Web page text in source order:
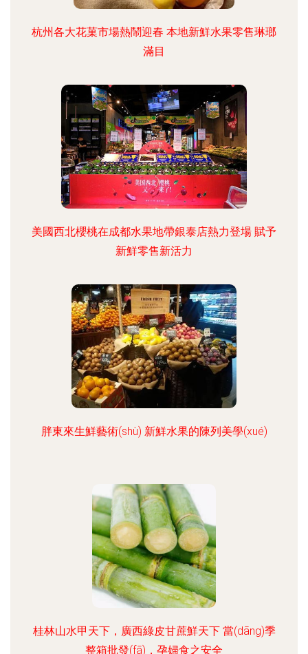
杭州各大花菓市場熱鬧迎春 本地新鮮水果零售琳瑯
滿目
美國西北櫻桃在成都水果地帶銀泰店熱力登場 賦予
新鮮零售新活力
胖東來生鮮藝術(shù) 新鮮水果的陳列美學(xué)
桂林山水甲天下，廣西綠皮甘蔗鮮天下 當(dāng)季
整箱批發(fā)，孕婦食之安全